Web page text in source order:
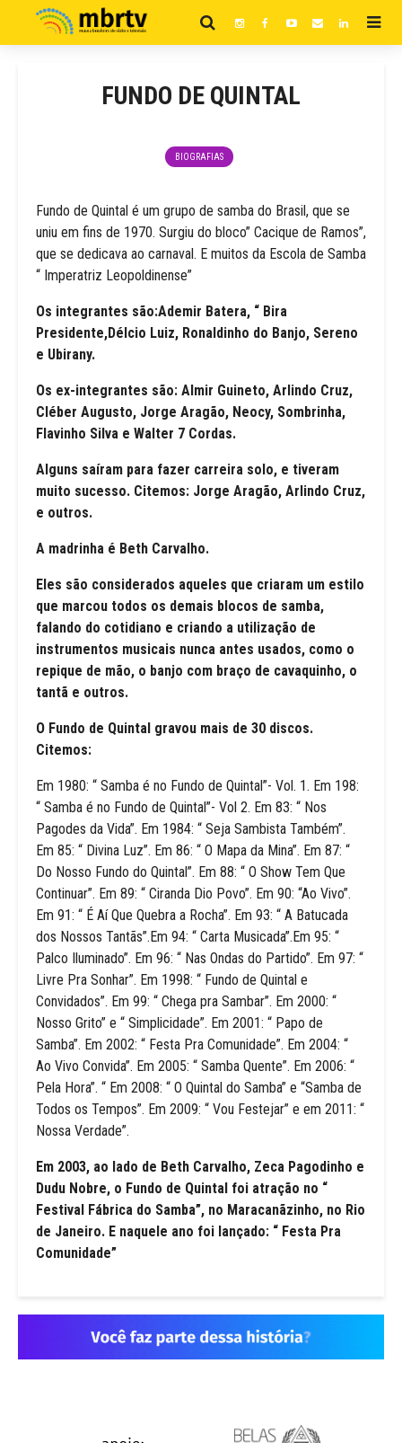
FUNDO DE QUINTAL
BIOGRAFIAS
Fundo de Quintal é um grupo de samba do Brasil, que se
uniu em fins de 1970. Surgiu do bloco” Cacique de Ramos”,
que se dedicava ao carnaval. E muitos da Escola de Samba
“ Imperatriz Leopoldinense”
Os integrantes são:Ademir Batera, “ Bira
Presidente,Délcio Luiz, Ronaldinho do Banjo, Sereno
e Ubirany.
Os ex-integrantes são: Almir Guineto, Arlindo Cruz,
Cléber Augusto, Jorge Aragão, Neocy, Sombrinha,
Flavinho Silva e Walter 7 Cordas.
Alguns saíram para fazer carreira solo, e tiveram
muito sucesso. Citemos: Jorge Aragão, Arlindo Cruz,
e outros.
A madrinha é Beth Carvalho.
Eles são considerados aqueles que criaram um estilo
que marcou todos os demais blocos de samba,
falando do cotidiano e criando a utilização de
instrumentos musicais nunca antes usados, como o
repique de mão, o banjo com braço de cavaquinho, o
tantã e outros.
O Fundo de Quintal gravou mais de 30 discos.
Citemos:
Em 1980: “ Samba é no Fundo de Quintal”- Vol. 1. Em 198:
“ Samba é no Fundo de Quintal”- Vol 2. Em 83: “ Nos
Pagodes da Vida”. Em 1984: “ Seja Sambista Também”.
Em 85: “ Divina Luz”. Em 86: “ O Mapa da Mina”. Em 87: “
Do Nosso Fundo do Quintal”. Em 88: “ O Show Tem Que
Continuar”. Em 89: “ Ciranda Dio Povo”. Em 90: “Ao Vivo”.
Em 91: “ É Aí Que Quebra a Rocha”. Em 93: “ A Batucada
dos Nossos Tantãs”.Em 94: “ Carta Musicada”.Em 95: “
Palco Iluminado”. Em 96: “ Nas Ondas do Partido”. Em 97: “
Livre Pra Sonhar”. Em 1998: “ Fundo de Quintal e
Convidados”. Em 99: “ Chega pra Sambar”. Em 2000: “
Nosso Grito” e “ Simplicidade”. Em 2001: “ Papo de
Samba”. Em 2002: “ Festa Pra Comunidade”. Em 2004: “
Ao Vivo Convida”. Em 2005: “ Samba Quente”. Em 2006: “
Pela Hora”. “ Em 2008: “ O Quintal do Samba” e “Samba de
Todos os Tempos”. Em 2009: “ Vou Festejar” e em 2011: “
Nossa Verdade”.
Em 2003, ao lado de Beth Carvalho, Zeca Pagodinho e
Dudu Nobre, o Fundo de Quintal foi atração no “
Festival Fábrica do Samba”, no Maracanãzinho, no Rio
de Janeiro. E naquele ano foi lançado: “ Festa Pra
Comunidade”